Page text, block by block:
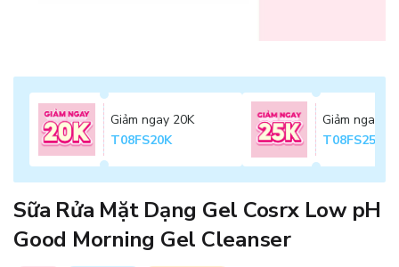
Giảm ngay 20K
T08FS20K
Giảm ngay
T08FS25K
Sữa Rửa Mặt Dạng Gel Cosrx Low pH
Good Morning Gel Cleanser